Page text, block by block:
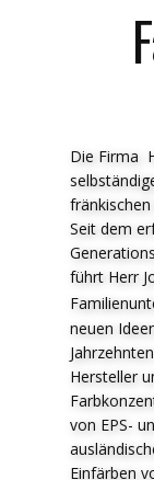
Die Firma
Seit dem
führt Herr
F
neuen
Hersteller
von EPS-
Einfärben